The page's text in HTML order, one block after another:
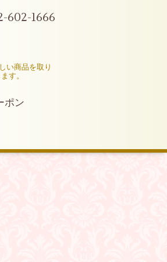
602-1666
い商品を取り
す。
ポン